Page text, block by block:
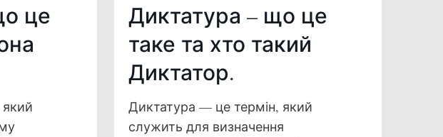
це
Диктатура – що це
таке та хто такий
Диктатор.
Диктатура — це термін, який
служить для визначення